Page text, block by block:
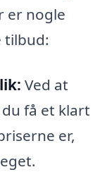
er nogle
tilbud:
Ved at
få et klart
er,